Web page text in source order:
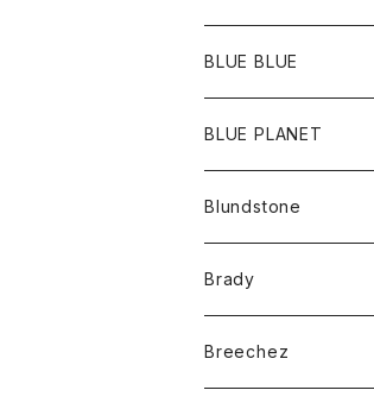
ポーチ
Ｔシャツ
ポトム
パンツ
BLUE BLUE
アウター
カーディガン
コート
アクセサリー
バッグ
ベルト
キッズ
Tシャツ
グッズ
BLUE PLANET
サングラス
Blundstone
Brady
Breechez